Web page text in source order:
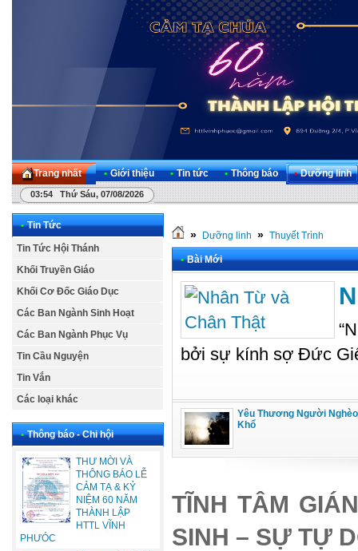
Trang nhất • Giới thiệu • Tin tức • Thông báo • Dưỡng linh
03:54 Thứ Sáu, 07/08/2026
• Tin Tức
Tin Tức Hội Thánh
Khối Truyền Giáo
Khối Cơ Đốc Giáo Dục
Các Ban Ngành Sinh Hoạt
Các Ban Ngành Phục Vụ
Tin Cầu Nguyện
Tin Vắn
Các loại khác
• Thông báo - Chi hội
THƯ MỜI VÀ
THÔNG BÁO LỄ
CẢM TẠ & KỶ
NIỆM 60 NĂM
THÀNH LẬP
HTTL VĨNH
PHƯÓC
» Dưỡng linh » Thuyết Trình
• Bài Mới
bởi sự kính sợ Đức
Yêu Thương Người Nghèo
Khổ
TĨNH TÂM
SINH – SỰ TỰ